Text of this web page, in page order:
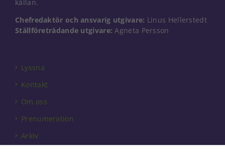
källan.
Chefredaktör och ansvarig utgivare: Linus Hellerstedt
Ställföreträdande utgivare: Agneta Persson
Lyssna
Kontakt
Om oss
Prenumeration
Arkiv